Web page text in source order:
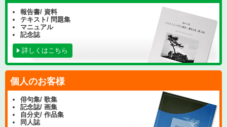
報告書/ 資料
テキスト/ 問題集
マニュアル
記念誌
詳しくはこちら
個人のお客様
俳句集/ 歌集
記念誌/ 画集
自分史/ 作品集
同人誌